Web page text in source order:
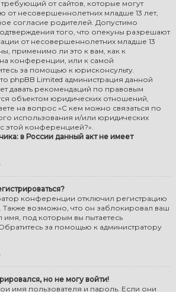
от сайтов, которые могут
от несовершеннолетних младше 13 лет,
согласие родителей. Допустимо
того, что опекуны разрешают
от несовершеннолетних младше 13
применимо ли это к вам, как к
конференции, или к самой
за помощью к юрисконсульту.
phpBB Limited администрация данной
давать рекомендаций по правовым
объектом юридических отношений,
на вопрос «С кем можно связаться по
использования и/или юридических
этой конференцией?».
в России данный акт не имеет
конференции отключил регистрацию
Также возможно, что он заблокировал ваш
имя, под которым вы пытаетесь
за помощью к администратору
но не могу войти!
имя пользователя и пароль. Если они